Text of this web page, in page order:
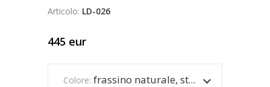
Articolo: LD-026
445 eur
Colore: frassino naturale, struttura salmone